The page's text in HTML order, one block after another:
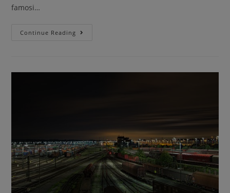
famosi…
Continue Reading